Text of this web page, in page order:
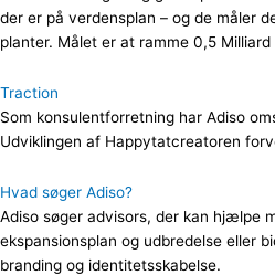
der er på verdensplan – og de måler
planter. Målet er at ramme 0,5
Traction
Som konsulentforretning har Adiso
Udviklingen af Happytatcreatoren
Hvad søger Adiso?
Adiso søger advisors, der kan hjælpe
ekspansionsplan og udbredelse eller
branding og identitetsskabelse.